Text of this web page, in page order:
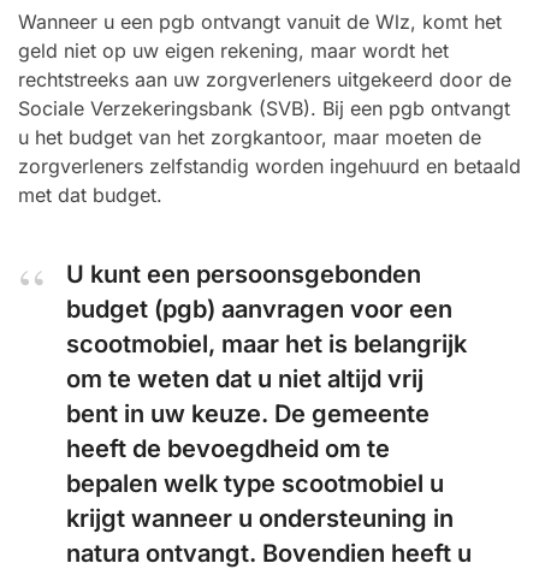
Wanneer u een pgb ontvangt vanuit de Wlz, komt het
geld niet op uw eigen rekening, maar wordt het
rechtstreeks aan uw zorgverleners uitgekeerd door de
Sociale Verzekeringsbank (SVB). Bij een pgb ontvangt
u het budget van het zorgkantoor, maar moeten de
zorgverleners zelfstandig worden ingehuurd en betaald
met dat budget.
U kunt een persoonsgebonden
budget (pgb) aanvragen voor een
scootmobiel, maar het is belangrijk
om te weten dat u niet altijd vrij
bent in uw keuze. De gemeente
heeft de bevoegdheid om te
bepalen welk type scootmobiel u
krijgt wanneer u ondersteuning in
natura ontvangt. Bovendien heeft u